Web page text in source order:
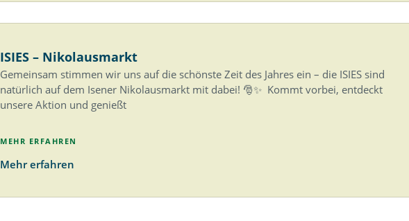
ISIES – Nikolausmarkt
Gemeinsam stimmen wir uns auf die schönste Zeit des Jahres ein – die ISIES sind
natürlich auf dem Isener Nikolausmarkt mit dabei! 🎅✨ Kommt vorbei, entdeckt
unsere Aktion und genießt
MEHR ERFAHREN
Mehr erfahren